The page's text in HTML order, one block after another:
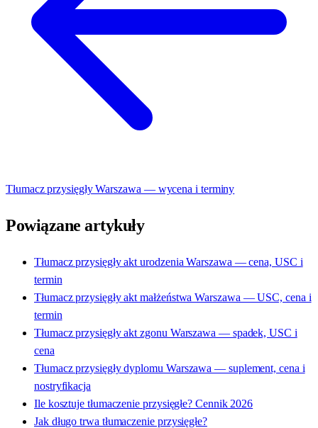
Tłumacz przysięgły Warszawa — wycena i terminy
Powiązane artykuły
Tłumacz przysięgły akt urodzenia Warszawa — cena, USC i
termin
Tłumacz przysięgły akt małżeństwa Warszawa — USC, cena i
termin
Tłumacz przysięgły akt zgonu Warszawa — spadek, USC i
cena
Tłumacz przysięgły dyplomu Warszawa — suplement, cena i
nostryfikacja
Ile kosztuje tłumaczenie przysięgłe? Cennik 2026
Jak długo trwa tłumaczenie przysięgłe?